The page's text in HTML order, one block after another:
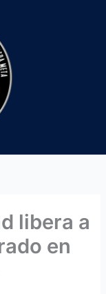
libera a
en